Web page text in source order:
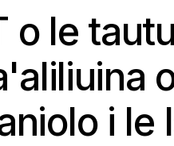
o le
i le